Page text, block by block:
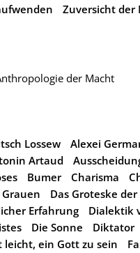
Zuversicht der
der Macht
Lossew Alexei
Artaud
Bumer Charisma
Grauen Das Groteske
Erfahrung
Dialektik
Die Sonne Diktator
leicht, ein Gott zu sein